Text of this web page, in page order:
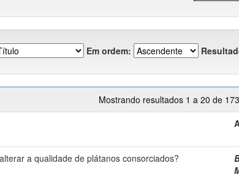
Em ordem:
Mostrando resultados 1 a 20 de 173
a qualidade de plátanos consorciados?